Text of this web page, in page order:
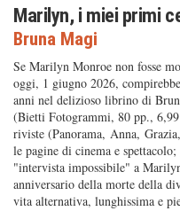
Marilyn, i miei primi
Bruna Magi
Se Marilyn Monroe non fosse
oggi, 1 giugno 2026,
anni nel delizioso librino di
(Bietti Fotogrammi, 80 pp.,
riviste (Panorama, Anna,
le pagine di cinema e
"intervista impossibile" a
anniversario della morte della
vita alternativa, lunghissima e